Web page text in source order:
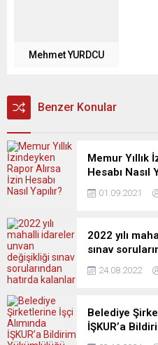
Mehmet YURDCU
Benzer Konular
Memur Yıllık
Hesabı Nasıl
01.09.2021
2022 yılı
sınav
24.08.2022
Belediye
İŞKUR’a